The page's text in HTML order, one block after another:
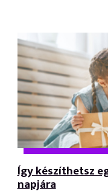
Így készíthetsz
napjára